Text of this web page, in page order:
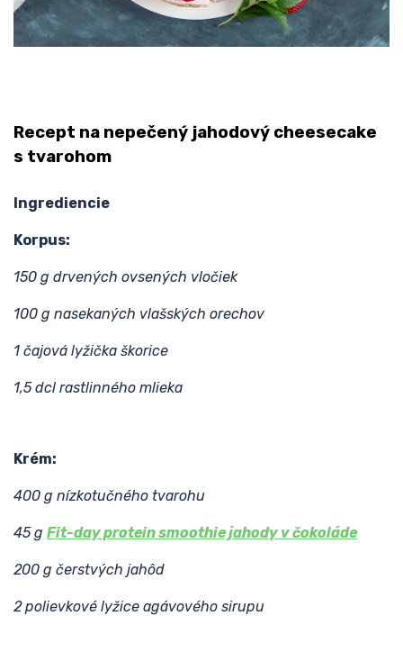
Recept na nepečený jahodový cheesecake
s tvarohom
Ingrediencie
Korpus:
150 g drvených ovsených vločiek
100 g nasekaných vlašských orechov
1 čajová lyžička škorice
1,5 dcl rastlinného mlieka
Krém:
400 g nízkotučného tvarohu
45 g Fit-day protein smoothie jahody v čokoláde
200 g čerstvých jahôd
2 polievkové lyžice agávového sirupu